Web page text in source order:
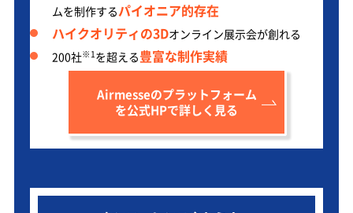
ムを制作するパイオニア的存在
ハイクオリティの3Dオンライン展示会が創れる
200社※1 を超える豊富な制作実績
Airmesseのプラットフォーム
を公式HPで詳しく見る